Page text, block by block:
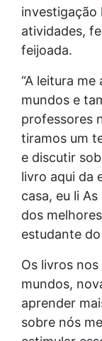
atividades,
feijoada.
“A leitura
mundos e
professores
tiramos um
e discutir
livro aqui da
casa, eu li
dos
estudante
Os livros
mundos,
aprender
sobre nós